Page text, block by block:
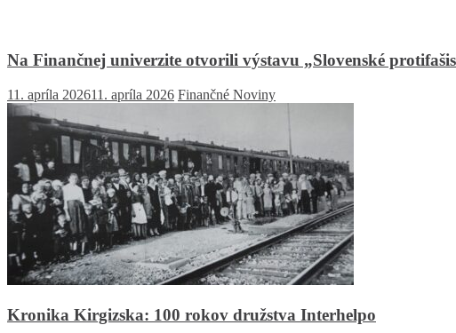
Na Finančnej univerzite otvorili výstavu „Slovenské
11. apríla 202611. apríla 2026 Finančné Noviny
Kronika Kirgizska: 100 rokov družstva Interhelpo